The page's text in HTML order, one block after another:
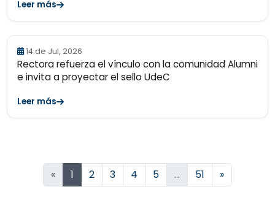
Leer más
14 de Jul, 2026
Rectora refuerza el vínculo con la comunidad Alumni
e invita a proyectar el sello UdeC
Leer más
« 1 2 3 4 5 … 51 »Siguiente